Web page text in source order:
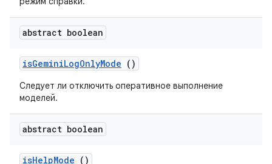
abstract boolean
isGeminiLogOnlyMode ()
Следует ли отключить оперативное выполнение
моделей.
abstract boolean
isHelpMode ()